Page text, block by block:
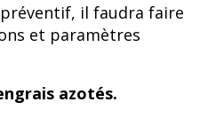
il faudra faire
et paramètres
azotés.